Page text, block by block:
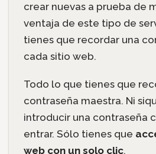
crear nuevas a prueba de
ventaja de este tipo de
tienes que recordar una
cada sitio web.
Todo lo que tienes que
contraseña maestra. Ni
introducir una contraseña
entrar. Sólo tienes que
web con un solo clic.